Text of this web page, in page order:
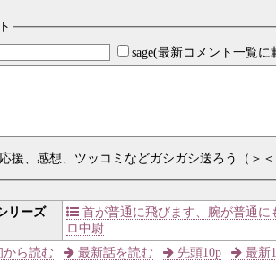
sage(最新コメント一覧に
応援、感想、ツッコミなどガシガシ送ろう（＞
リーズ
首が普通に飛びます、腕が普通
ロ中尉
から読む 最新話を読む 先頭10p 最新